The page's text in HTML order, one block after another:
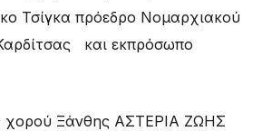
Τσίγκα πρόεδρο Νομαρχιακού
και εκπρόσωπο
χορού Ξάνθης ΑΣΤΕΡΙΑ ΖΩΗΣ